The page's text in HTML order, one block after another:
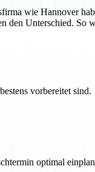
wie Hannover
den Unterschied.
vorbereitet sind.
optimal